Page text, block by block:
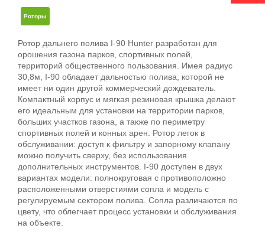
Роторы
Ротор дальнего полива I-90 Hunter разработан для
орошения газона парков, спортивных полей,
территорий общественного пользования. Имея радиус
30,8м, I-90 обладает дальностью полива, которой не
имеет ни один другой коммерческий дождеватель.
Компактный корпус и мягкая резиновая крышка делают
его идеальным для установки на территории парков,
больших участков газона, а также по периметру
спортивных полей и конных арен. Ротор легок в
обслуживании: доступ к фильтру и запорному клапану
можно получить сверху, без использования
дополнительных инструментов. I-90 доступен в двух
вариантах модели: полнокруговая с противоположно
расположенными отверстиями сопла и модель с
регулируемым сектором полива. Сопла различаются по
цвету, что облегчает процесс установки и обслуживания
на объекте.